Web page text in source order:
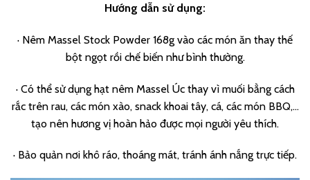
Hướng dẫn sử dụng:
· Nêm Massel Stock Powder 168g vào các món ăn thay thế
bột ngọt rồi chế biến như bình thường.
· Có thể sử dụng hạt nêm Massel Úc thay vì muối bằng cách
rắc trên rau, các món xào, snack khoai tây, cá, các món BBQ,…
tạo nên hương vị hoàn hảo được mọi người yêu thích.
· Bảo quản nơi khô ráo, thoáng mát, tránh ánh nắng trực tiếp.